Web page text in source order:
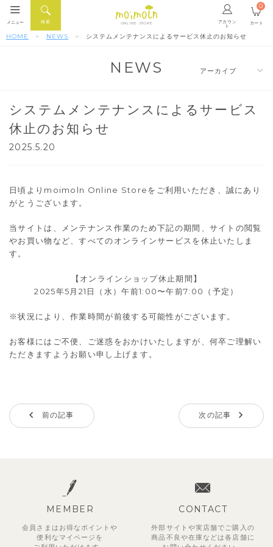
ONLINE STORE アカウン
ト
検索
メニュー カート
0
HOME NEWS システムメンテナンスによるサービス休止のお知らせ
NEWS
システムメンテナンスによるサービス
休止のお知らせ
2025.5.20
日頃よりmoimoln Online Storeをご利用いただき、誠にあり
がとうございます。
当サイトは、メンテナンス作業のため下記の期間、サイトの閲覧
やお買い物など、すべてのオンラインサービスを休止いたしま
す。
【オンラインショップ休止期間】
2025年5月21日（水）午前1:00〜午前7:00（予定）
※状況により、作業時間が前後する可能性がございます。
お客様にはご不便、ご迷惑をおかけいたしますが、何卒ご理解い
ただきますようお願い申し上げます。
前の記事 次の記事
MEMBER
会員さまはお得なポイントや
便利な マイページを
CONTACT
外部サイトや実店舗でご購入の
商品不良や在庫などは各店舗に